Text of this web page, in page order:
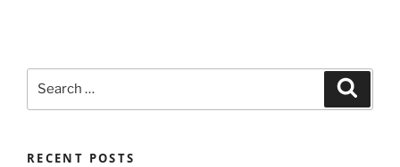
RECENT POSTS